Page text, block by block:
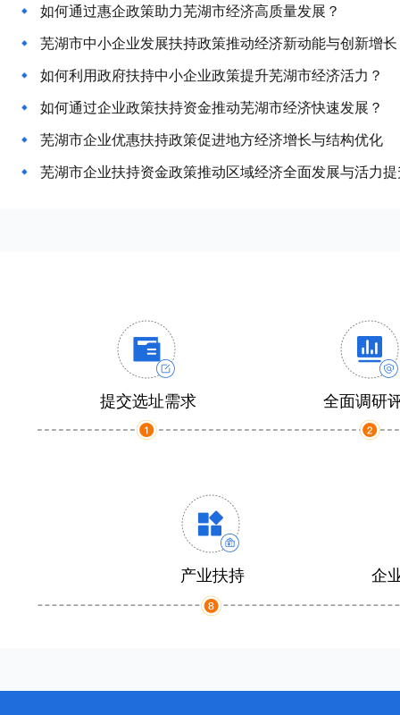
如何通过惠企政策助力芜湖市经济高质量发展？
芜湖市中小企业发展扶持政策推动经济新动能与创新增长
如何利用政府扶持中小企业政策提升芜湖市经济活力？
如何通过企业政策扶持资金推动芜湖市经济快速发展？
芜湖市企业优惠扶持政策促进地方经济增长与结构优化
芜湖市企业扶持资金政策推动区域经济全面发展与活力
提交选址需求 全面调研
产业扶持 企